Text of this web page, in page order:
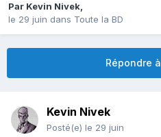
Par Kevin Nivek,
le 29 juin dans Toute la BD
Répondre
Kevin Nivek
Posté(e) le 29 juin